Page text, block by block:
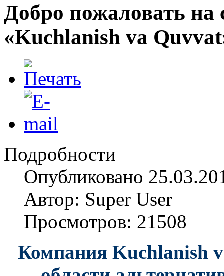
Добро пожаловать на
«Kuchlanish va
Подробности
Опубликовано
Автор: Super User
Просмотров: 21508
Компания Kuchlanish